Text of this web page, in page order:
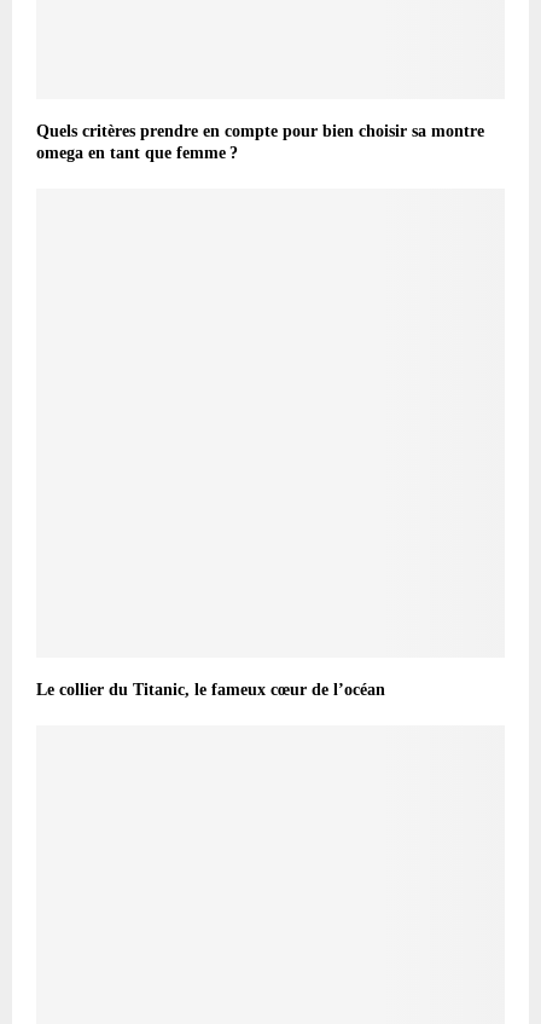
Quels critères prendre en compte pour bien choisir sa montre
omega en tant que femme ?
Le collier du Titanic, le fameux cœur de l’océan